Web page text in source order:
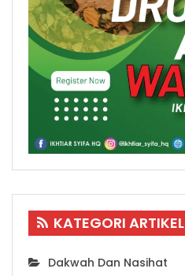
KATEGORI ARTIKEL
Dakwah Dan Nasihat